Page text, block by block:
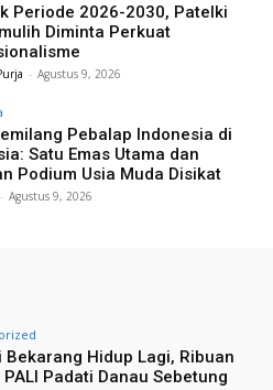
Periode 2026-2030, Patelki
Diminta Perkuat
- Agustus 9, 2026
Pebalap Indonesia di
Satu Emas Utama dan
Podium Usia Muda Disikat
- Agustus 9, 2026
Bekarang Hidup Lagi, Ribuan
PALI Padati Danau Sebetung